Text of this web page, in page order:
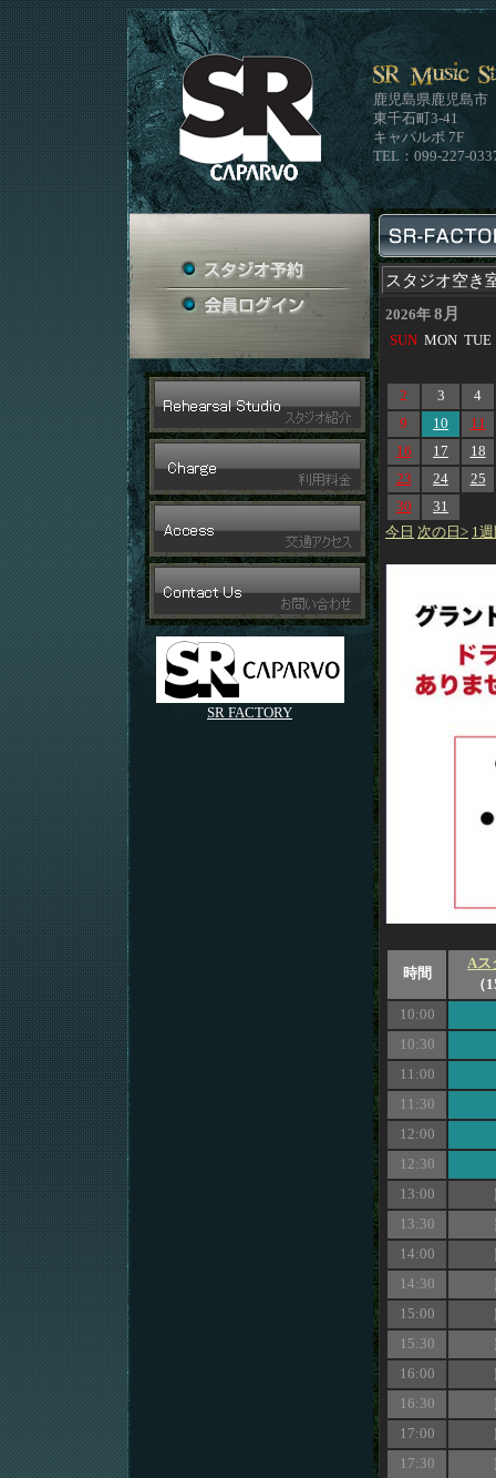
SR FACTORY
鹿児島県鹿児島市
東千石町3-41
キャパルボ 7F
TEL：099-227-
スタジオ空き
2026年 8月
SUN MON TUE
2 3
4
9
10
11
16
17
18
23
24
25
30
31
今日 次の日> 1
時間
Aス
（
10:00
10:30
11:00
11:30
12:00
12:30
13:00
13:30
14:00
14:30
15:00
15:30
16:00
16:30
17:00
17:30